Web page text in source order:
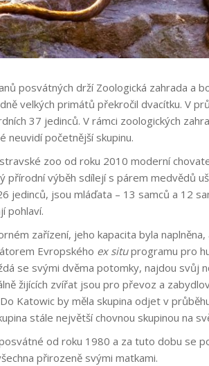
posvátných drží Zoologická zahrada a
velkých primátů překročil dvacítku. V
37 jedinců. V rámci zoologických
neuvidí početnější skupinu.
zoo od roku 2010 moderní
přírodní výběh sdílejí s párem medvědů
jedinců, jsou mláďata – 13 samců a 12
pohlaví.
zařízení, jeho kapacita byla
Evropského ex situprogramu pro
se svými dvěma potomky, najdou
žijících zvířat jsou pro převoz a
Katowic by měla skupina odjet v
stále největší chovnou skupinou na
od roku 1980 a za tuto dobu se
přirozeně svými matkami.